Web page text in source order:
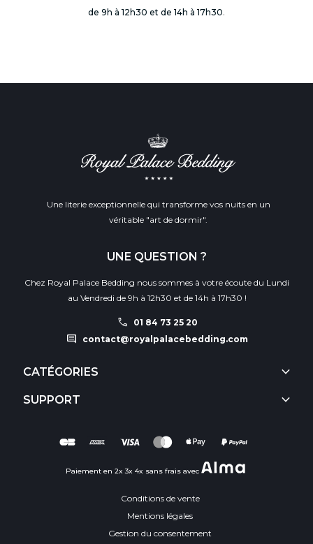
de 9h à 12h30 et de 14h à 17h30.
Une literie exceptionnelle qui transforme vos nuits en un
véritable "art de dormir".
UNE QUESTION ?
Chez Royal Palace Bedding nous sommes à votre écoute du Lundi
au Vendredi de 9h à 12h30 et de 14h à 17h30 !
call 01 84 73 25 20
comment contact@royalpalacebedding.com
CATÉGORIES keyboard_arrow_down
SUPPORT keyboard_arrow_down
Paiement en 2x 3x 4x sans frais avec
Conditions de vente
Mentions légales
Gestion du consentement